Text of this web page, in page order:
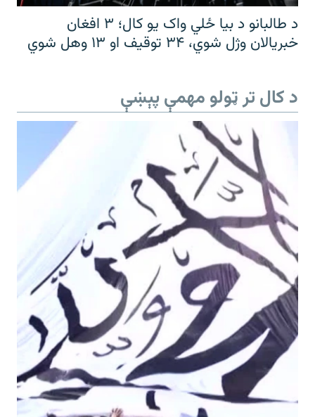
د طالبانو د بیا ځلي واک یو کال؛ ۳ افغان
خبریالان وژل شوي، ۳۴ توقیف او ۱۳ وهل شوي
د کال تر ټولو مهمې پېښې